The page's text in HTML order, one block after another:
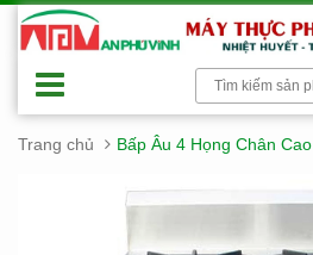
Trang chủ Bấp Âu 4 Họng Chân Cao